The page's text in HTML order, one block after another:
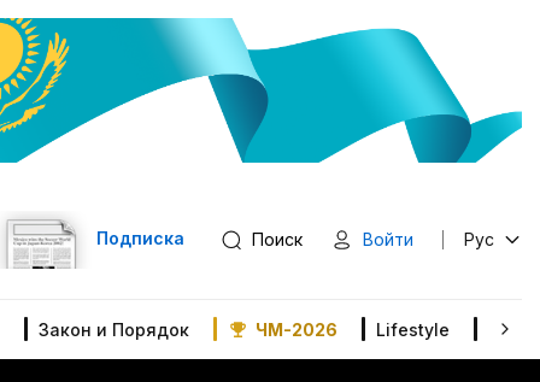
Подписка Поиск Войти Рус
Закон и Порядок ЧМ-2026 Lifestyle В